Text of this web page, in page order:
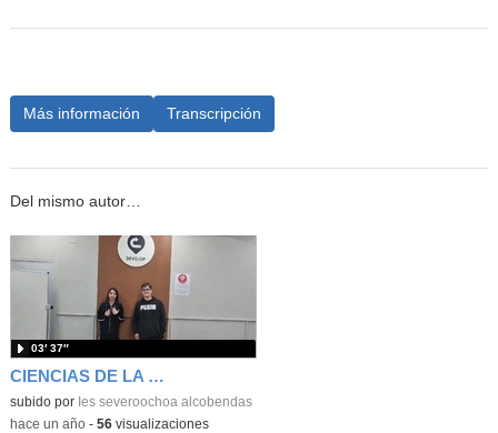
Más información Transcripción
Del mismo autor…
CIENCIAS DE LA COMPUTACIÓN - PUERTAS ABIERTAS
subido por Ies severoochoa alcobendas
03′ 37″
-hace un año- 56visualizaciones